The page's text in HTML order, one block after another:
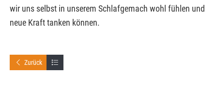
wir uns selbst in unserem Schlafgemach wohl fühlen und
neue Kraft tanken können.
Zurück